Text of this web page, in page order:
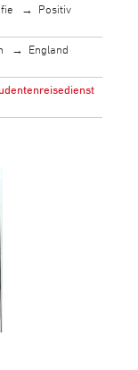
Positiv
England